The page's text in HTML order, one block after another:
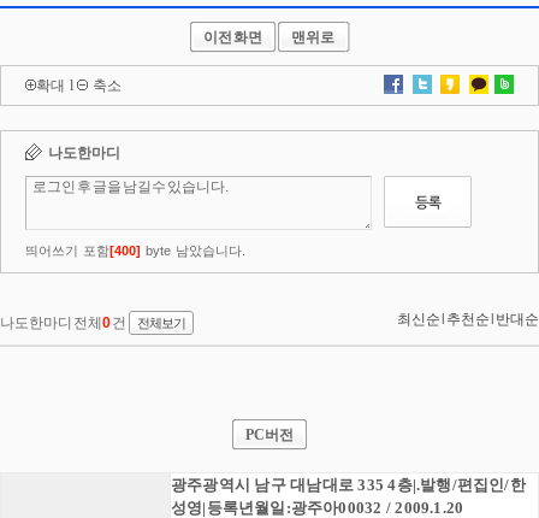
이전화면 맨위로
확대 l 축소
PC버전
광주광역시 남구 대남대로 335 4층|.발행/편집인/한
성영|등록년월일:광주아00032 / 2009.1.20